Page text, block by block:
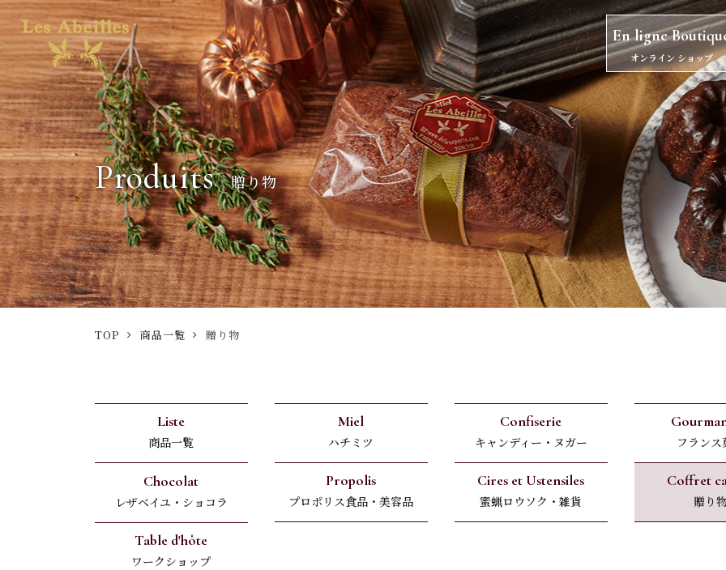
En ligne
オンライン ショップ
Produits 贈り物
TOP 商品一覧 贈り物
Liste
商品一覧
Miel
ハチミツ
Confiserie
キャンディー・ヌガー フランス
Chocolat
レザベイユ・ショコラ
Propolis
プロポリス食品・美容品
Cires et Ustensiles
蜜蝋ロウソク・雑貨
Coffret
贈り
Table d'hôte
ワークショップ